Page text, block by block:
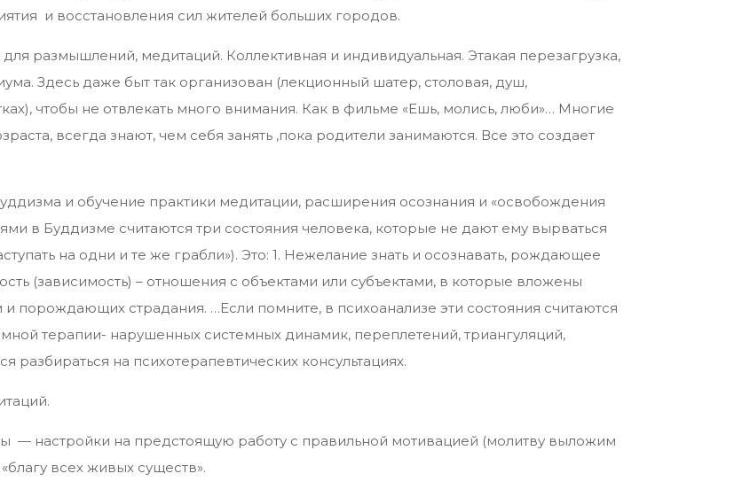
и восстановления сил жителей больших городов.
размышлений, медитаций. Коллективная и индивидуальная. Этакая перезагрузка,
Здесь даже быт так организован (лекционный шатер, столовая, душ,
чтобы не отвлекать много внимания. Как в фильме «Ешь, молись, люби»… Многие
всегда знают, чем себя занять ,пока родители занимаются. Все это создает
и обучение практики медитации, расширения осознания и «освобождения
в Буддизме считаются три состояния человека, которые не дают ему вырваться
на одни и те же грабли»). Это: 1. Нежелание знать и осознавать, рождающее
(зависимость) – отношения с объектами или субъектами, в которые вложены
порождающих страдания. …Если помните, в психоанализе эти состояния считаются
терапии- нарушенных системных динамик, переплетений, триангуляций,
на психотерапевтических консультациях.
— настройки на предстоящую работу с правильной мотивацией (молитву выложим
всех живых существ».